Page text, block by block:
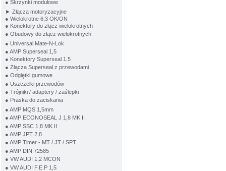
● Skrzynki modułowe
► Złącza motoryzacyjne
● Wielokrotne 6,3 OK/ON
● Konektory do złącz wielokrotnych
● Obudowy do złącz wielokrotnych
● Universal Mate-N-Lok
● AMP Superseal 1,5
● Konektory Superseal 1.5
● Złącza Superseal z przewodami
● Odgiętki gumowe
● Uszczelki przewodów
● Trójniki / adaptery / zaślepki
● Praska do zaciskania
● AMP MQS 1,5mm
● AMP ECONOSEAL J 1,8 MK II
● AMP SSC 1,8 MK II
● AMP JPT 2,8
● AMP Timer - MT / JT / SPT
● AMP DIN 72585
● VW AUDI 1,2 MCON
● VW AUDI F.E.P 1,5